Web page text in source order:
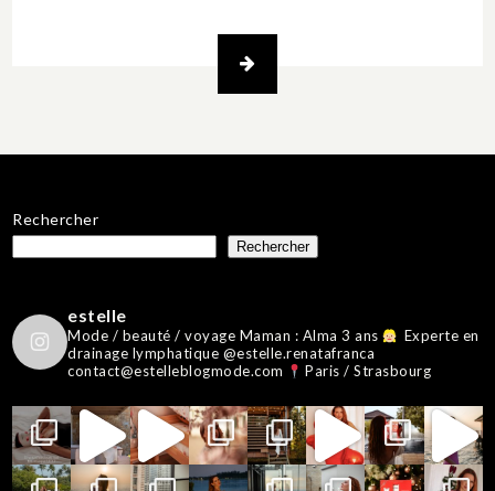
Rechercher
Rechercher
estelle
Mode / beauté / voyage Maman : Alma 3 ans
Experte en
drainage lymphatique @estelle.renatafranca
contact@estelleblogmode.com
Paris / Strasbourg